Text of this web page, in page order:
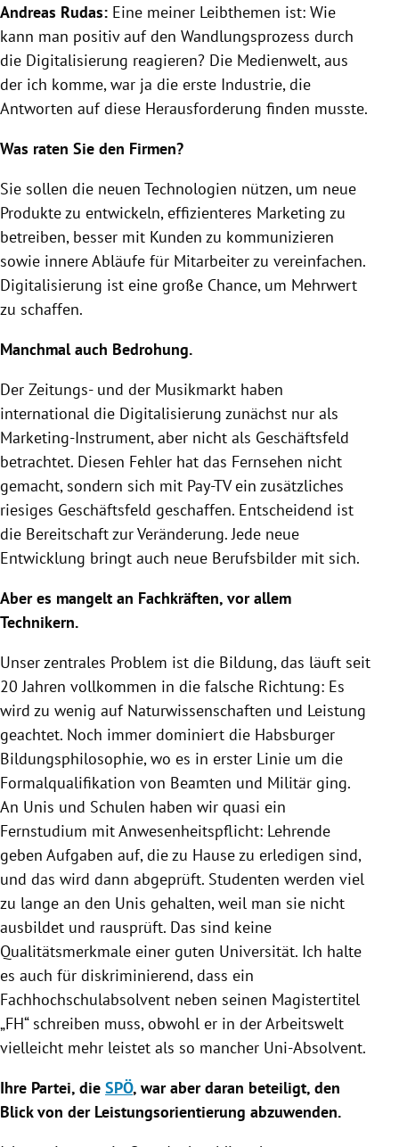
Andreas Rudas: Eine meiner Leibthemen ist: Wie
kann man positiv auf den Wandlungsprozess durch
die Digitalisierung reagieren? Die Medienwelt, aus
der ich komme, war ja die erste Industrie, die
Antworten auf diese Herausforderung finden musste.
Was raten Sie den Firmen?
Sie sollen die neuen Technologien nützen, um neue
Produkte zu entwickeln, effizienteres Marketing zu
betreiben, besser mit Kunden zu kommunizieren
sowie innere Abläufe für Mitarbeiter zu vereinfachen.
Digitalisierung ist eine große Chance, um Mehrwert
zu schaffen.
Manchmal auch Bedrohung.
Der Zeitungs- und der Musikmarkt haben
international die Digitalisierung zunächst nur als
Marketing-Instrument, aber nicht als Geschäftsfeld
betrachtet. Diesen Fehler hat das Fernsehen nicht
gemacht, sondern sich mit Pay-TV ein zusätzliches
riesiges Geschäftsfeld geschaffen. Entscheidend ist
die Bereitschaft zur Veränderung. Jede neue
Entwicklung bringt auch neue Berufsbilder mit sich.
Aber es mangelt an Fachkräften, vor allem
Technikern.
Unser zentrales Problem ist die Bildung, das läuft seit
20 Jahren vollkommen in die falsche Richtung: Es
wird zu wenig auf Naturwissenschaften und Leistung
geachtet. Noch immer dominiert die Habsburger
Bildungsphilosophie, wo es in erster Linie um die
Formalqualifikation von Beamten und Militär ging.
An Unis und Schulen haben wir quasi ein
Fernstudium mit Anwesenheitspflicht: Lehrende
geben Aufgaben auf, die zu Hause zu erledigen sind,
und das wird dann abgeprüft. Studenten werden viel
zu lange an den Unis gehalten, weil man sie nicht
ausbildet und rausprüft. Das sind keine
Qualitätsmerkmale einer guten Universität. Ich halte
es auch für diskriminierend, dass ein
Fachhochschulabsolvent neben seinen Magistertitel
„FH“ schreiben muss, obwohl er in der Arbeitswelt
vielleicht mehr leistet als so mancher Uni-Absolvent.
Ihre Partei, die SPÖ, war aber daran beteiligt, den
Blick von der Leistungsorientierung abzuwenden.